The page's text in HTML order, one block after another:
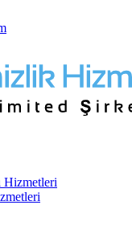
Hizmetleri